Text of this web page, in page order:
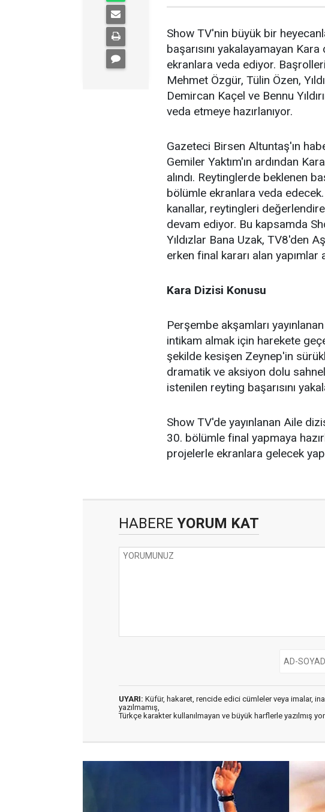
Show TV'nin büyük bir
başarısını yakalayamayan
ekranlara veda ediyor.
Mehmet Özgür, Tülin Özen,
Demircan Kaçel ve Bennu
veda etmeye hazırlanıyor.
Gazeteci Birsen Altuntaş'ın
Gemiler Yaktım'ın ardından
alındı. Reytinglerde beklenen
bölümle ekranlara veda edecek.
kanallar, reytingleri
devam ediyor. Bu kapsamda
Yıldızlar Bana Uzak, TV8'den
erken final kararı alan yapımlar
Kara Dizisi Konusu
Perşembe akşamları
intikam almak için harekete
şekilde kesişen Zeynep'in
dramatik ve aksiyon dolu
istenilen reyting başarısını
Show TV'de yayınlanan Aile
30. bölümle final yapmaya
projelerle ekranlara gelecek
HABERE YORUM KAT
UYARI: Küfür, hakaret, rencide edici cümleler veya imalar,
yazılmamış,
Türkçe karakter kullanılmayan ve büyük harflerle yazılmış